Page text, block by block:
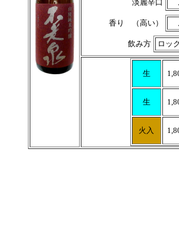
淡麗辛口
香り （高い）
飲み方 ロッ
生
生
火入